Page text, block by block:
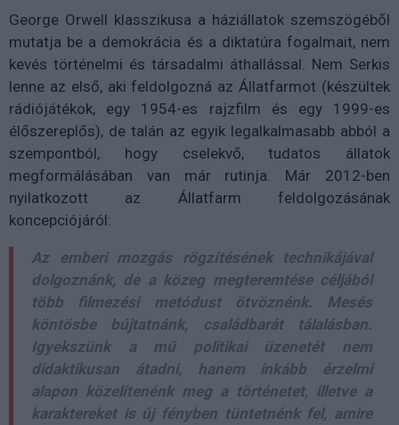
George Orwell klasszikusa a háziállatok szemszögéből
mutatja be a demokrácia és a diktatúra fogalmait, nem
kevés történelmi és társadalmi áthallással. Nem Serkis
lenne az első, aki feldolgozná az Állatfarmot (készültek
rádiójátékok, egy 1954-es rajzfilm és egy 1999-es
élőszereplős), de talán az egyik legalkalmasabb abból a
szempontból, hogy cselekvő, tudatos állatok
megformálásában van már rutinja. Már 2012-ben
nyilatkozott az Állatfarm feldolgozásának
koncepciójáról:
Az emberi mozgás rögzítésének technikájával
dolgoznánk, de a közeg megteremtése céljából
több filmezési metódust ötvöznénk. Mesés
köntösbe bújtatnánk, családbarát tálalásban.
Igyekszünk a mű politikai üzenetét nem
didaktikusan átadni, hanem inkább érzelmi
alapon közelítenénk meg a történetet, illetve a
karaktereket is új fényben tüntetnénk fel, amire